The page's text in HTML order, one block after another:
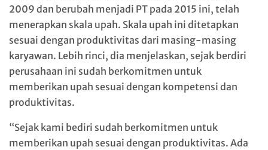
2009 dan berubah menjadi PT pada 2015 ini, telah
menerapkan skala upah. Skala upah ini ditetapkan
sesuai dengan produktivitas dari masing-masing
karyawan. Lebih rinci, dia menjelaskan, sejak berdiri
perusahaan ini sudah berkomitmen untuk
memberikan upah sesuai dengan kompetensi dan
produktivitas.
“Sejak kami bediri sudah berkomitmen untuk
memberikan upah sesuai dengan produktivitas. Ada